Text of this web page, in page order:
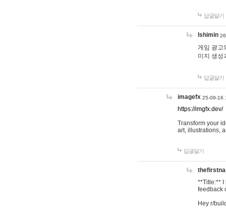
답글달기
lshimin
게임 광고
미지 생성
답글달기
imagefx 25-09-16
https://imgfx.dev/
Transform your
art, illustrations,
답글달기
**Title:** I
feedback
Hey r/